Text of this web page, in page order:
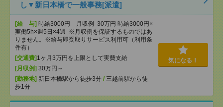
し▼新日本橋で一般事務[派遣]
[給 与] 時給3000円 月収例 30万円 時給3000円×
実働5h×週5日×4週 ※月収例を保証するものではあ
りません。※給与即受取りサービス利用可（利用条
件有）
[交通費] 1ヶ月3万円を上限として実費支給
[月収例] 30万円～
[勤務地] 新日本橋駅から徒歩3分 / 三越前駅から徒
歩1分
気になる！